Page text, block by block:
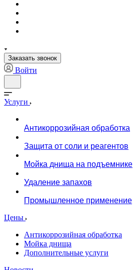
Заказать звонок
Войти
Услуги
Антикоррозийная обработка
Защита от соли и реагентов
Мойка днища на подъемнике
Удаление запахов
Промышленное применение
Цены
Антикоррозийная обработка
Мойка днища
Дополнительные услуги